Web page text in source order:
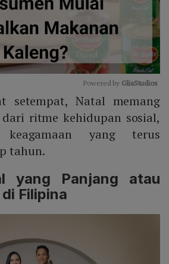
Mute
Powered by GliaStudios
setempat, Natal memang
ritme kehidupan sosial,
yang terus
tahun.
yang Panjang atau
di Filipina